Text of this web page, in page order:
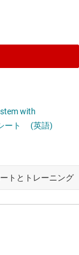
with
ート
(英語)